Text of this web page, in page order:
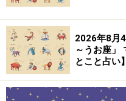
2026年8月
～うお座」
とこと占い】